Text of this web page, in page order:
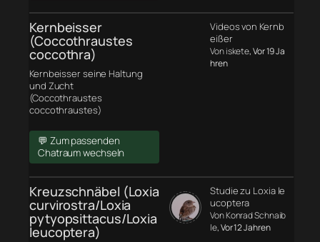
Kernbeisser
(Coccothraustes
coccothra)
Kernbeisser seine Haltung
und Zucht
(Coccothraustes
coccothraustes)
💬 Zum passenden
Chatraum wechseln
Videos von Kernb
eißer
Von iskete, Vor 19 Ja
hren
Kreuzschnäbel (Loxia
curvirostra/Loxia
pytyopsittacus/Loxia
leucoptera)
Studie zu Loxia le
ucoptera
Von Konrad Schnaib
le, Vor 12 Jahren